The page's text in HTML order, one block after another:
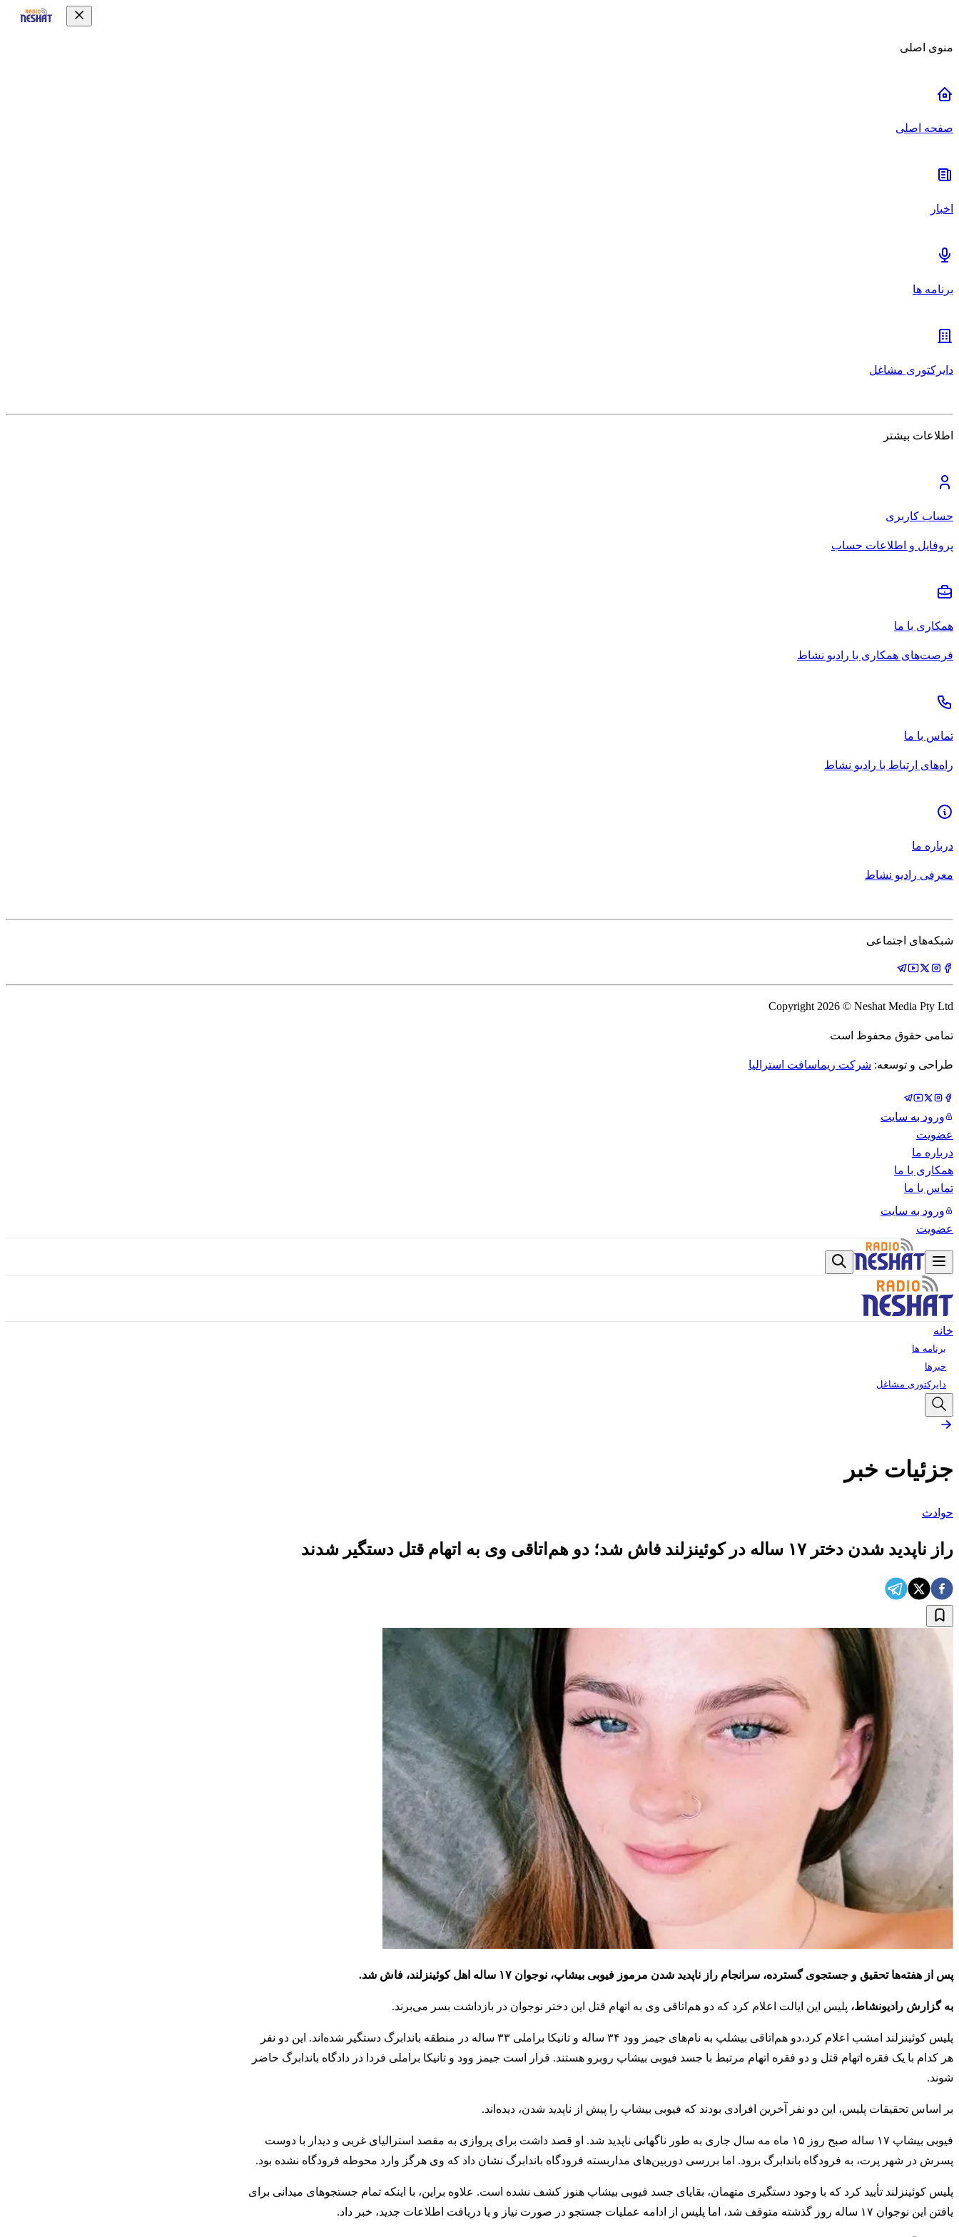
منوی اصلی
صفحه اصلی
اخبار
برنامه ها
دایرکتوری مشاغل
اطلاعات بیشتر
حساب کاربری
پروفایل و اطلاعات حساب
همکاری با ما
فرصت‌های همکاری با رادیو نشاط
تماس با ما
راه‌های ارتباط با رادیو نشاط
درباره ما
معرفی رادیو نشاط
شبکه‌های اجتماعی
Copyright 2026 © Neshat Media Pty Ltd
تمامی حقوق محفوظ است
طراحی و توسعه: شرکت ریماسافت استرالیا
ورود به سایت
عضویت
درباره ما
همکاری با ما
تماس با ما
ورود به سایت
عضویت
خانه
برنامه ها
خبرها
دایرکتوری مشاغل
جزئیات خبر
حوادث
راز ناپدید شدن دختر ۱۷ ساله در کوئینزلند فاش شد؛ دو هم‌اتاقی وی به اتهام قتل دستگیر شدند
پس از هفته‌ها تحقیق و جستجوی گسترده، سرانجام راز ناپدید شدن مرموز فیوبی بیشاپ، نوجوان ۱۷ ساله اهل کوئینزلند، فاش شد.
به گزارش رادیونشاط، پلیس این ایالت اعلام کرد که دو هم‌اتاقی وی به اتهام قتل این دختر نوجوان در بازداشت بسر می‌برند.
پلیس کوئینزلند امشب اعلام کرد،دو هم‌اتاقی بیشلپ به نام‌های جیمز وود ۳۴ ساله و تانیکا براملی ۳۳ ساله در منطقه باندابرگ دستگیر شده‌اند. این دو نفر
هر کدام با یک فقره اتهام قتل و دو فقره اتهام مرتبط با جسد فیوبی بیشاپ روبرو هستند. قرار است جیمز وود و تانیکا براملی فردا در دادگاه باندابرگ حاضر
شوند.
بر اساس تحقیقات پلیس، این دو نفر آخرین افرادی بودند که فیوبی بیشاپ را پیش از ناپدید شدن، دیده‌اند.
فیوبی بیشاپ ۱۷ ساله صبح روز ۱۵ ماه مه سال جاری به طور ناگهانی ناپدید شد. او قصد داشت برای پروازی به مقصد استرالیای غربی و دیدار با دوست
پسرش در شهر پرت، به فرودگاه باندابرگ برود. اما بررسی دوربین‌های مداربسته فرودگاه باندابرگ نشان داد که وی هرگز وارد محوطه فرودگاه نشده بود.
پلیس کوئینزلند تأیید کرد که با وجود دستگیری متهمان، بقایای جسد فیوبی بیشاپ هنوز کشف نشده است. علاوه براین، با اینکه تمام جستجوهای میدانی برای
یافتن این نوجوان ۱۷ ساله روز گذشته متوقف شد، اما پلیس از ادامه عملیات جستجو در صورت نیاز و یا دریافت اطلاعات جدید، خبر داد.